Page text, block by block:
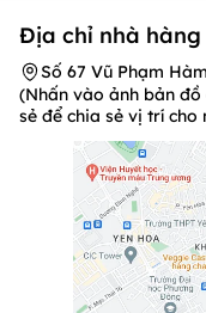
Địa chỉ nhà hàng
Số 67 Vũ Phạm
(Nhấn vào ảnh bản
sẻ để chia sẻ vị trí cho